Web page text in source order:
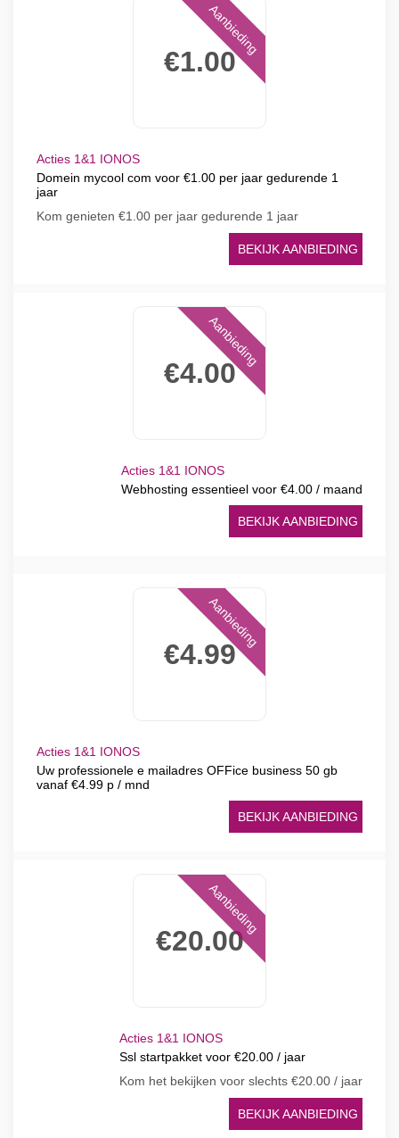
€1.00
Aanbieding
Acties 1&1 IONOS
Domein mycool com voor €1.00 per jaar gedurende 1
jaar
Kom genieten €1.00 per jaar gedurende 1 jaar
BEKIJK AANBIEDING
€4.00
Aanbieding
Acties 1&1 IONOS
Webhosting essentieel voor €4.00 / maand
BEKIJK AANBIEDING
€4.99
Aanbieding
Acties 1&1 IONOS
Uw professionele e mailadres OFFice business 50 gb
vanaf €4.99 p / mnd
BEKIJK AANBIEDING
€20.00
Aanbieding
Acties 1&1 IONOS
Ssl startpakket voor €20.00 / jaar
Kom het bekijken voor slechts €20.00 / jaar
BEKIJK AANBIEDING